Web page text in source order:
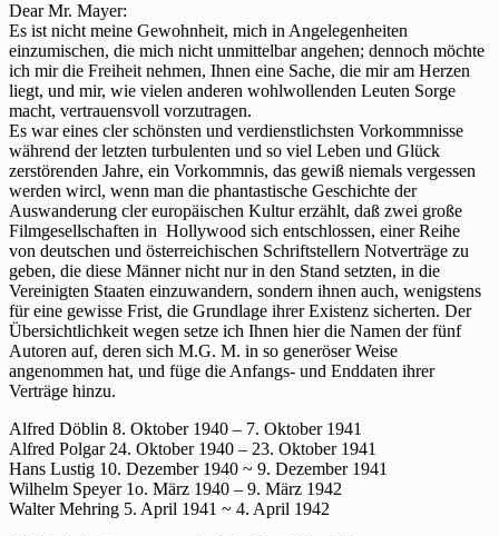
Kollegen
ein
Dear Mr. Mayer:
Es ist nicht meine Gewohnheit, mich in Angelegenheiten
einzumischen, die mich nicht unmittelbar angehen; dennoch möchte
ich mir die Freiheit nehmen, Ihnen eine Sache, die mir am Herzen
liegt, und mir, wie vielen anderen wohlwollenden Leuten Sorge
macht, vertrauensvoll vorzutragen.
Es war eines cler schönsten und verdienstlichsten Vorkommnisse
während der letzten turbulenten und so viel Leben und Glück
zerstörenden Jahre, ein Vorkommnis, das gewiß niemals vergessen
werden wircl, wenn man die phantastische Geschichte der
Auswanderung cler europäischen Kultur erzählt, daß zwei große
Filmgesellschaften in Hollywood sich entschlossen, einer Reihe
von deutschen und österreichischen Schriftstellern Notverträge zu
geben, die diese Männer nicht nur in den Stand setzten, in die
Vereinigten Staaten einzuwandern, sondern ihnen auch, wenigstens
für eine gewisse Frist, die Grundlage ihrer Existenz sicherten. Der
Übersichtlichkeit wegen setze ich Ihnen hier die Namen der fünf
Autoren auf, deren sich M.G. M. in so generöser Weise
angenommen hat, und füge die Anfangs- und Enddaten ihrer
Verträge hinzu.
Alfred Döblin 8. Oktober 1940 – 7. Oktober 1941
Alfred Polgar 24. Oktober 1940 – 23. Oktober 1941
Hans Lustig 10. Dezember 1940 ~ 9. Dezember 1941
Wilhelm Speyer 1o. März 1940 – 9. März 1942
Walter Mehring 5. April 1941 ~ 4. April 1942